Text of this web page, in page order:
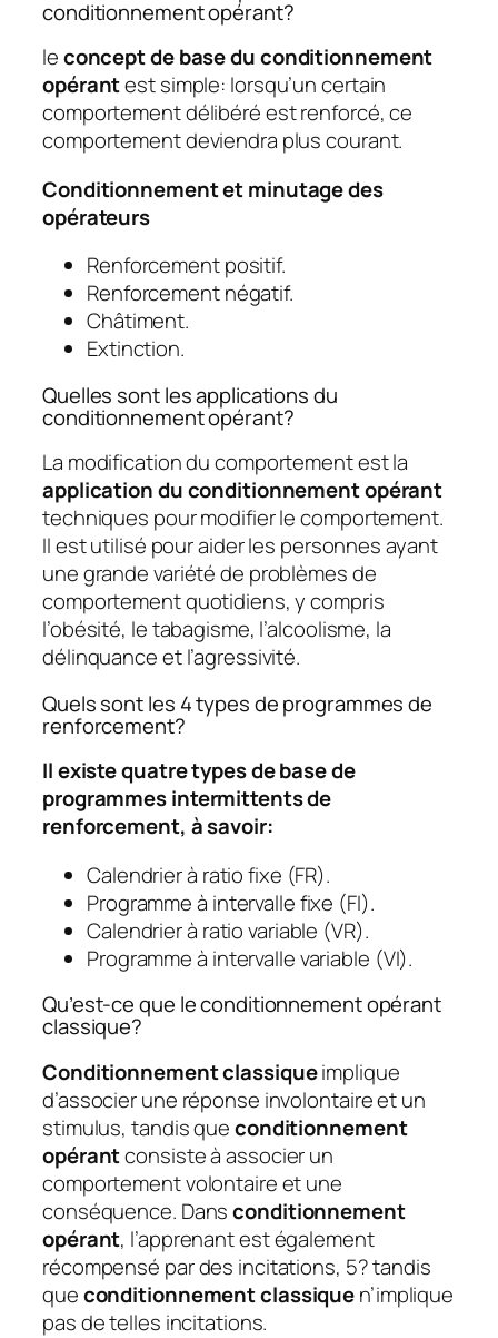
conditionnement opérant?
leconcept de base du conditionnement
opérantest simple: lorsqu’un certain
comportement délibéré est renforcé, ce
comportement deviendra plus courant.
Conditionnement et minutage des
opérateurs
Renforcement positif.
Renforcement négatif.
Châtiment.
Extinction.
Quelles sont les applications du
conditionnement opérant?
La modification du comportement est la
application du conditionnement opérant
techniques pour modifier le comportement.
Il est utilisé pour aider les personnes ayant
une grande variété de problèmes de
comportement quotidiens, y compris
l’obésité, le tabagisme, l’alcoolisme, la
délinquance et l’agressivité.
Quels sont les 4 types de programmes de
renforcement?
Il existe quatre types de base de
programmes intermittents de
renforcement, à savoir:
Calendrier à ratio fixe (FR).
Programme à intervalle fixe (FI).
Calendrier à ratio variable (VR).
Programme à intervalle variable (VI).
Qu’est-ce que le conditionnement opérant
classique?
Conditionnement classiqueimplique
d’associer une réponse involontaire et un
stimulus, tandis queconditionnement
opérantconsiste à associer un
comportement volontaire et une
conséquence. Dansconditionnement
opérant, l’apprenant est également
récompensé par des incitations, 5? tandis
queconditionnement classiquen’implique
pas de telles incitations.